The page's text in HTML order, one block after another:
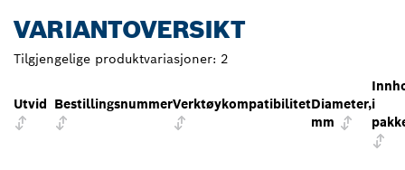
VARIANTOVERSIKT
Tilgjengelige produktvariasjoner: 2
Utvid BestillingsnummerVerktøykompatibilitetDiameter,
mm
i